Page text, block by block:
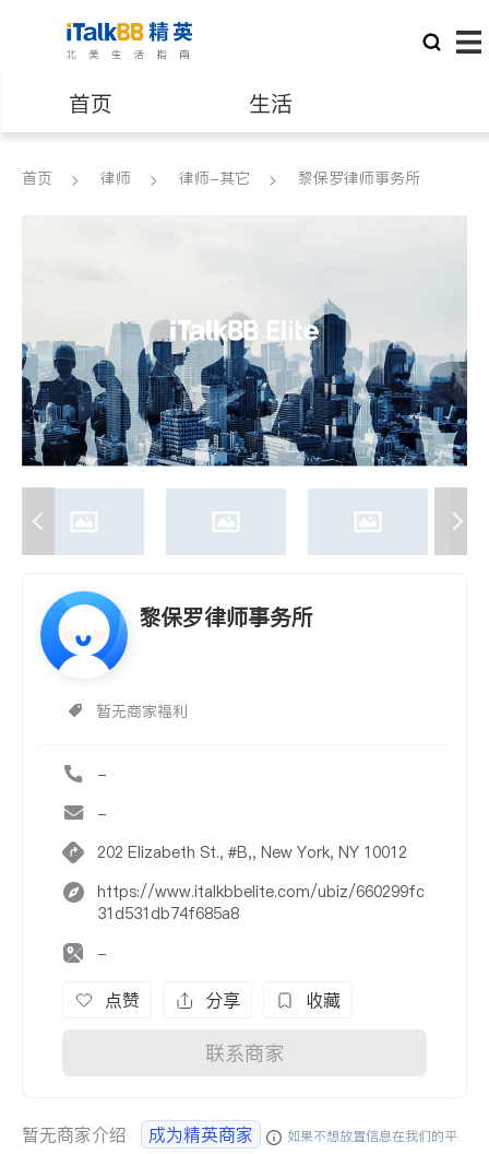
首页 生活
医生 律师
养老 非盈利组织
首页 律师 律师-其它 黎保罗律师事务所
黎保罗律师事务所
暂无商家福利
-
-
202 Elizabeth St., #B,, New York, NY 10012
https://www.italkbbelite.com/ubiz/660299fc
31d531db74f685a8
-
点赞 分享 收藏
联系商家
暂无商家介绍 成为精英商家
如果不想放置信息在我们的平